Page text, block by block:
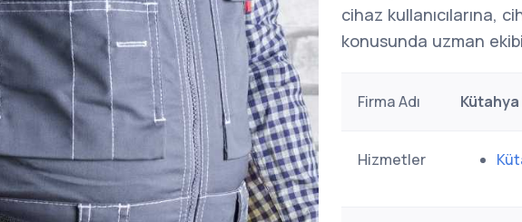
cihaz kullanıcılarına,
konusunda uzman
Firma Adı
Hizmetler